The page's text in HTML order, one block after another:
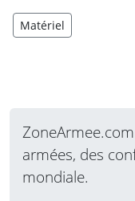
Matériel
armées, des
mondiale.